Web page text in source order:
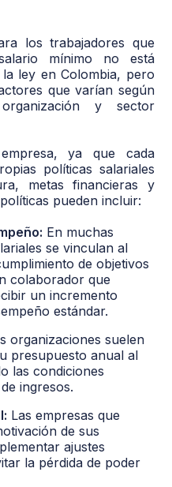
los trabajadores que
mínimo no está
ley en Colombia, pero
que varían según
y sector
ya que cada
políticas salariales
metas financieras y
pueden incluir:
En muchas
se vinculan al
de objetivos
colaborador que
un incremento
estándar.
organizaciones suelen
presupuesto anual al
las condiciones
ingresos.
Las empresas que
de sus
ajustes
la pérdida de poder